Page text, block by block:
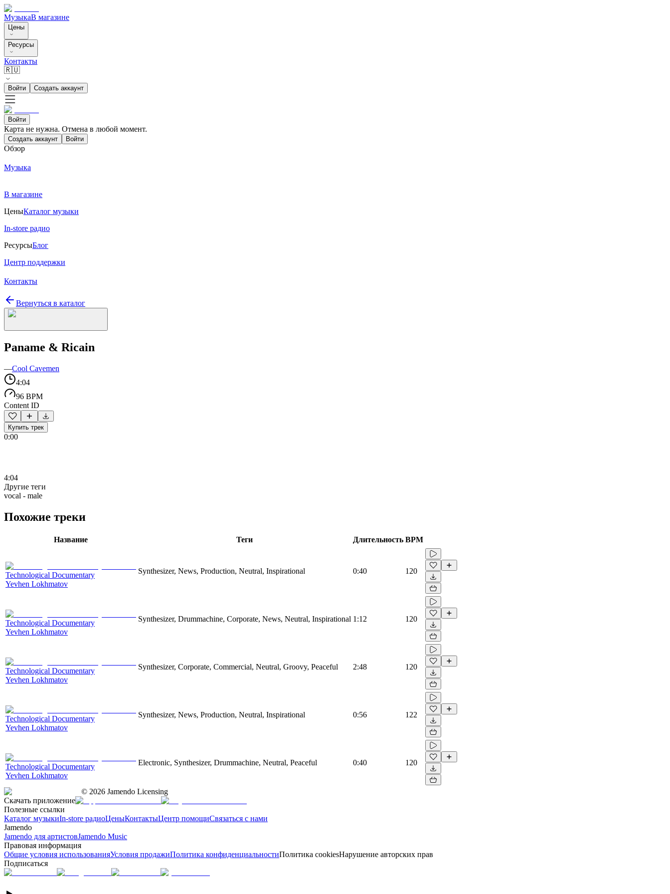
МузыкаВ магазине
Цены
Ресурсы
Контакты
🇷🇺
Войти Создать аккаунт
Войти
Карта не нужна. Отмена в любой момент.
Создать аккаунт Войти
Обзор
Музыка
В магазине
ЦеныКаталог музыки
In-store радио
РесурсыБлог
Центр поддержки
Контакты
Вернуться в каталог
Paname & Ricain
—Cool Cavemen
4:04
96 BPM
Content ID
Купить трек
0:00
4:04
Другие теги
vocal - male
Похожие треки
Название Теги Длительность BPM
Technological Documentary
Yevhen Lokhmatov
Synthesizer, News, Production, Neutral, Inspirational 0:40 120
Technological Documentary
Yevhen Lokhmatov
Synthesizer, Drummachine, Corporate, News, Neutral, Inspirational 1:12 120
Technological Documentary
Yevhen Lokhmatov
Synthesizer, Corporate, Commercial, Neutral, Groovy, Peaceful 2:48 120
Technological Documentary
Yevhen Lokhmatov
Synthesizer, News, Production, Neutral, Inspirational 0:56 122
Technological Documentary
Yevhen Lokhmatov
Electronic, Synthesizer, Drummachine, Neutral, Peaceful 0:40 120
© 2026 Jamendo Licensing
Скачать приложение
Полезные ссылки
Каталог музыкиIn-store радиоЦеныКонтактыЦентр помощиСвязаться с нами
Jamendo
Jamendo для артистовJamendo Music
Правовая информация
Общие условия использованияУсловия продажиПолитика конфиденциальностиПолитика cookiesНарушение авторских прав
Подписаться